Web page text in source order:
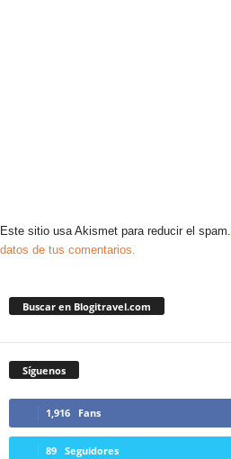
Este sitio usa Akismet para reducir el spam.
datos de tus comentarios.
Buscar en Blogitravel.com
Síguenos
1,916 Fans
89 Seguidores